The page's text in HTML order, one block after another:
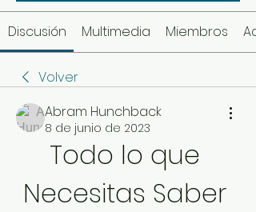
Discusión Multimedia Miembros
Volver
Abram Hunchback
8 de junio de 2023
Todo lo que
Necesitas Saber